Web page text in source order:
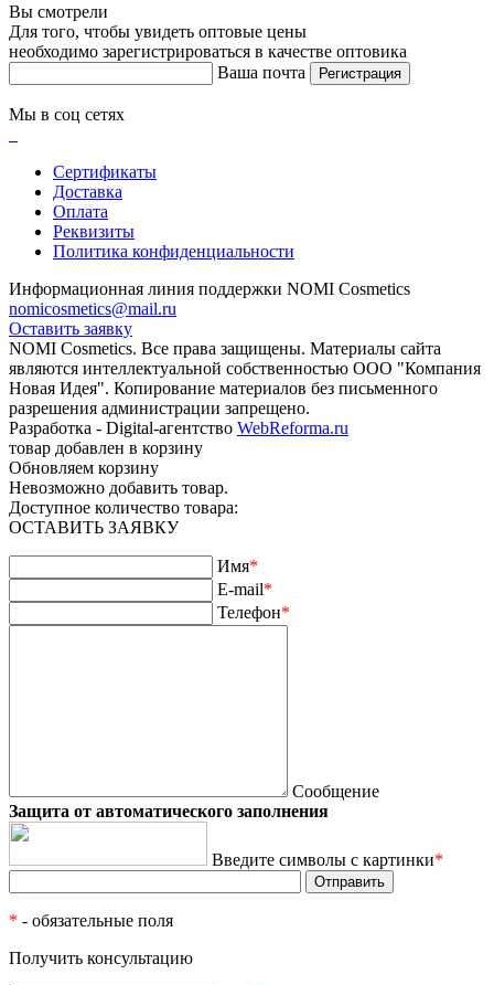
Вы смотрели
Для того, чтобы увидеть оптовые цены
необходимо зарегистрироваться в качестве оптовика
Ваша почта
Регистрация
Мы в соц сетях
Сертификаты
Доставка
Оплата
Реквизиты
Политика конфиденциальности
Информационная линия поддержки NOMI Сosmetics
nomicosmetics@mail.ru
Оставить заявку
NOMI Сosmetics. Все права защищены. Материалы сайта
являются интеллектуальной собственностью ООО "Компания
Новая Идея". Копирование материалов без письменного
разрешения администрации запрещено.
Разработка - Digital-агентство WebReforma.ru
товар добавлен в корзину
Обновляем корзину
Невозможно добавить товар.
Доступное количество товара:
ОСТАВИТЬ ЗАЯВКУ
Имя*
E-mail*
Телефон*
Сообщение
Защита от автоматического заполнения
Введите символы с картинки*
* - обязательные поля
Получить консультацию